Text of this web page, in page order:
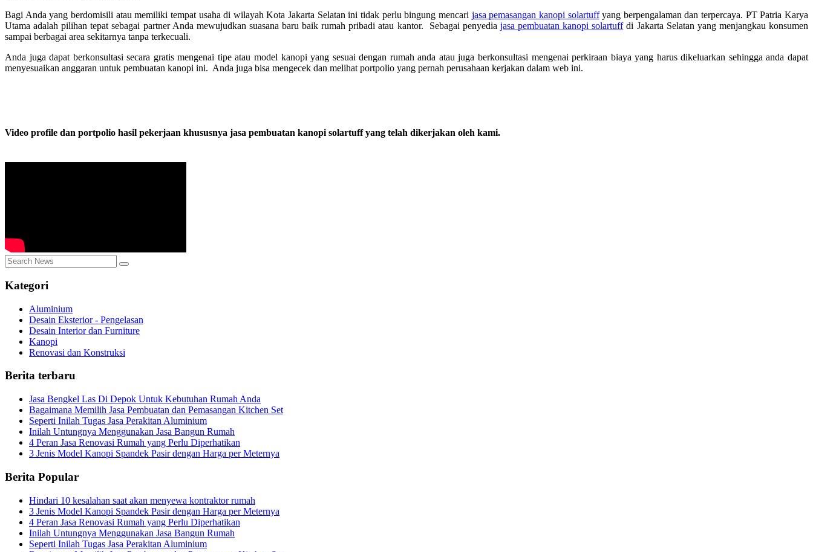
Bagi Anda yang berdomisili atau memiliki tempat usaha di wilayah Kota Jakarta Selatan ini tidak perlu bingung mencari jasa pemasangan kanopi solartuffyang berpengalaman dan terpercaya. PT Patria Karya
Utama adalah pilihan tepat sebagai partner Anda mewujudkan suasana baru baik rumah pribadi atau kantor. Sebagai penyedia jasa pembuatan kanopi solartuffdi Jakarta Selatan yang menjangkau konsumen
sampai berbagai area sekitarnya tanpa terkecuali.
Anda juga dapat berkonsultasi secara gratis mengenai tipe atau model kanopi yang sesuai dengan rumah anda atau juga berkonsultasi mengenai perkiraan biaya yang harus dikeluarkan sehingga anda dapat
menyesuaikan anggaran untuk pembuatan kanopi ini. Anda juga bisa mengecek dan melihat portpolio yang pernah perusahaan kerjakan dalam web ini.
Video profile dan portpolio hasil pekerjaan khususnya jasa pembuatan kanopi solartuff yang telah dikerjakan oleh kami.
Kategori
Aluminium
Desain Eksterior - Pengelasan
Desain Interior dan Furniture
Kanopi
Renovasi dan Konstruksi
Berita terbaru
Jasa Bengkel Las Di Depok Untuk Kebutuhan Rumah Anda
Bagaimana Memilih Jasa Pembuatan dan Pemasangan Kitchen Set
Seperti Inilah Tugas Jasa Perakitan Aluminium
Inilah Untungnya Menggunakan Jasa Bangun Rumah
4 Peran Jasa Renovasi Rumah yang Perlu Diperhatikan
3 Jenis Model Kanopi Spandek Pasir dengan Harga per Meternya
Berita Popular
Hindari 10 kesalahan saat akan menyewa kontraktor rumah
3 Jenis Model Kanopi Spandek Pasir dengan Harga per Meternya
4 Peran Jasa Renovasi Rumah yang Perlu Diperhatikan
Inilah Untungnya Menggunakan Jasa Bangun Rumah
Seperti Inilah Tugas Jasa Perakitan Aluminium